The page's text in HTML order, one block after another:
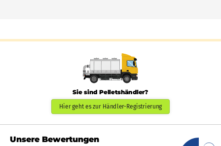
Sie sind Pelletshändler?
Hier geht es zur Händler-Registrierung
Unsere Bewertungen